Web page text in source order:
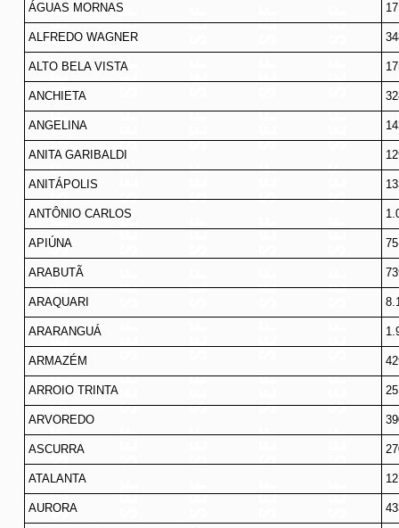
ÁGUAS MORNAS
ALFREDO WAGNER
ALTO BELA VISTA
ANCHIETA
ANGELINA
ANITA GARIBALDI
ANITÁPOLIS
ANTÔNIO CARLOS
APIÚNA
ARABUTÃ
ARAQUARI
ARARANGUÁ
ARMAZÉM
ARROIO TRINTA
ARVOREDO
ASCURRA
ATALANTA
AURORA